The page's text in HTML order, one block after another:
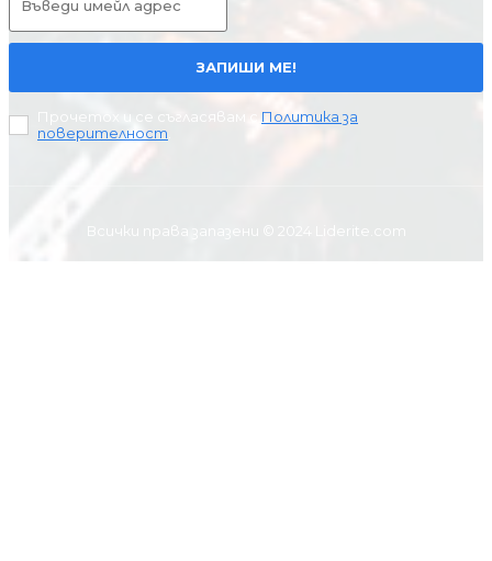
ЗАПИШИ МЕ!
Прочетох и се съгласявам с Политика за
поверителност
Всички права запазени © 2024 Liderite.com